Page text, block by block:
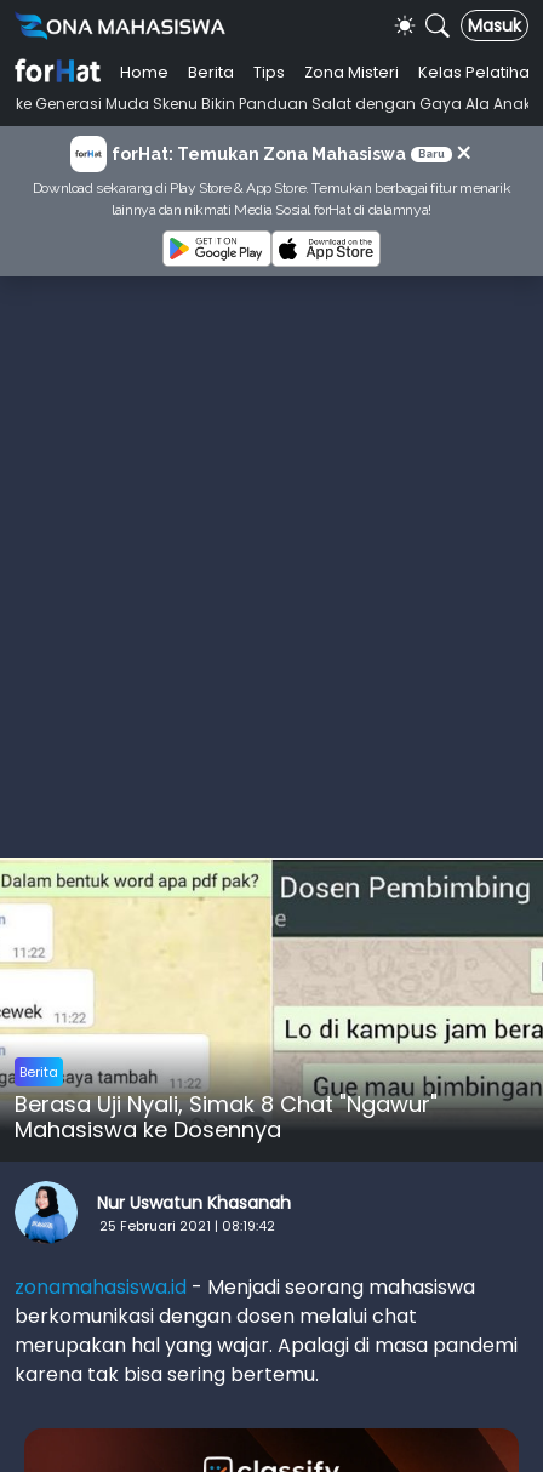
Masuk
Home Berita Tips Zona Misteri
Kelas Pelatihan
Skenu Bikin Panduan Salat dengan Gaya Ala Anak Skena •
forHat: Temukan Zona Mahasiswa Baru ×
Download sekarang di Play Store & App Store. Temukan berbagai fitur menarik
lainnya dan nikmati Media Sosial forHat di dalamnya!
Berita
Berasa Uji Nyali, Simak 8 Chat "Ngawur"
Mahasiswa ke Dosennya
Nur Uswatun Khasanah
25 Februari 2021 | 08:19:42
zonamahasiswa.id - Menjadi seorang mahasiswa
berkomunikasi dengan dosen melalui chat
merupakan hal yang wajar. Apalagi di masa pandemi
karena tak bisa sering bertemu.